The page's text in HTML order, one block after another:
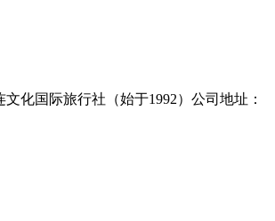
文化国际旅行社（始于1992）公司地址：